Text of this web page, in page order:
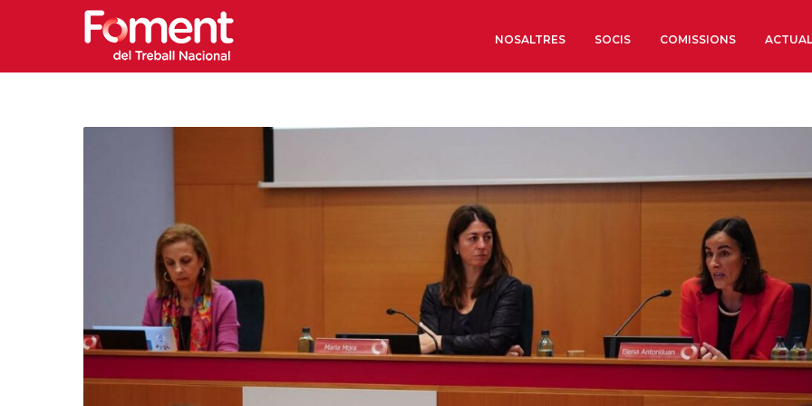
NOSALTRES
Òrgans Consultius
Institut d’Estudis
Societat Barcelonesa
Econòmics i Socials
Organitzacions
Organitzacions
SOCIS COMISSIONS